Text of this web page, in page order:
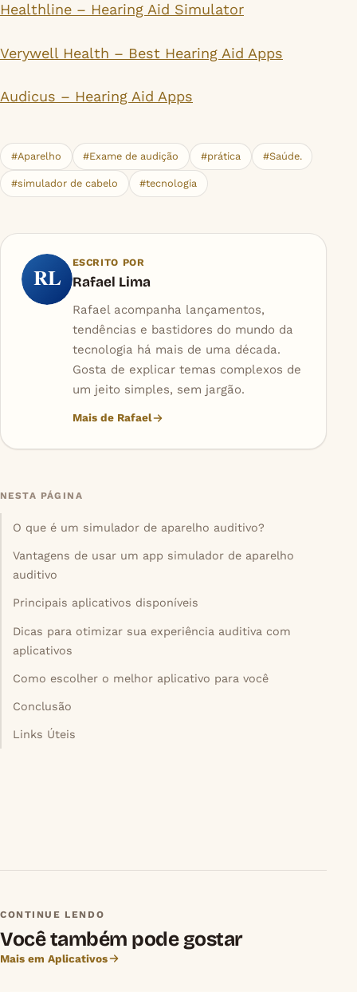
Healthline – Hearing Aid Simulator
Verywell Health – Best Hearing Aid Apps
Audicus – Hearing Aid Apps
#Aparelho #Exame de audição #prática #Saúde.
#simulador de cabelo #tecnologia
RL
ESCRITO POR
Rafael Lima
Rafael acompanha lançamentos,
tendências e bastidores do mundo da
tecnologia há mais de uma década.
Gosta de explicar temas complexos de
um jeito simples, sem jargão.
Mais de Rafael
NESTA PÁGINA
O que é um simulador de aparelho auditivo?
Vantagens de usar um app simulador de aparelho
auditivo
Principais aplicativos disponíveis
Dicas para otimizar sua experiência auditiva com
aplicativos
Como escolher o melhor aplicativo para você
Conclusão
Links Úteis
CONTINUE LENDO
Você também pode gostar
Mais em Aplicativos